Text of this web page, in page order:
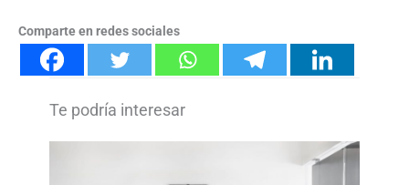
Comparte en redes sociales